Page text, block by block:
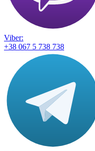
Viber:
+38 067 5 738 738